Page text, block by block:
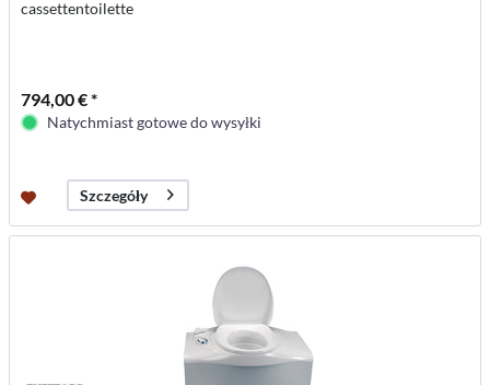
cassettentoilette
794,00 € *
Natychmiast gotowe do wysyłki
Szczegóły